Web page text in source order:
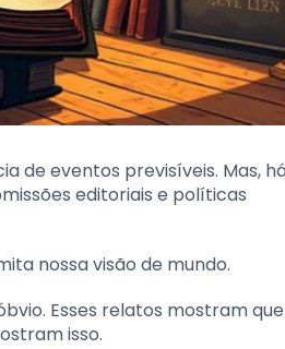
de eventos previsíveis. Mas,
editoriais e políticas
nossa visão de mundo.
Esses relatos mostram
isso.